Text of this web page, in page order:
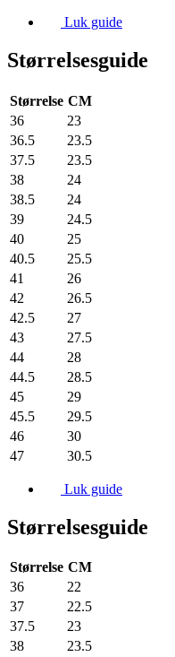
Luk guide
Størrelsesguide
Størrelse CM
36
23
36.5
23.5
37.5
23.5
38
24
38.5
24
39
24.5
40
25
40.5
25.5
41
26
42
26.5
42.5
27
43
27.5
44
28
44.5
28.5
45
29
45.5
29.5
46
30
47
30.5
Luk guide
Størrelsesguide
Størrelse CM
36
22
37
22.5
37.5
23
38
23.5